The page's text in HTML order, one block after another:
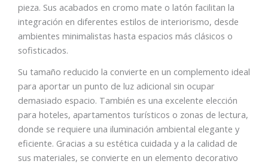
pieza. Sus acabados en cromo mate o latón facilitan la
integración en diferentes estilos de interiorismo, desde
ambientes minimalistas hasta espacios más clásicos o
sofisticados.
Su tamaño reducido la convierte en un complemento ideal
para aportar un punto de luz adicional sin ocupar
demasiado espacio. También es una excelente elección
para hoteles, apartamentos turísticos o zonas de lectura,
donde se requiere una iluminación ambiental elegante y
eficiente. Gracias a su estética cuidada y a la calidad de
sus materiales, se convierte en un elemento decorativo